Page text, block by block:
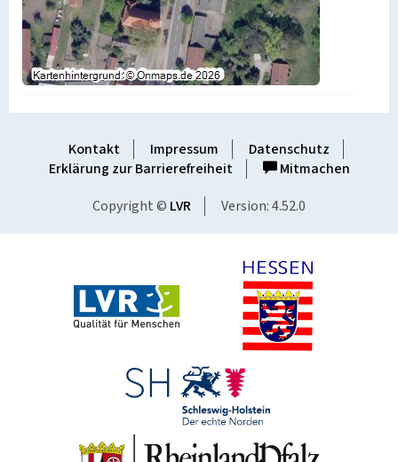
Kontakt Impressum
Datenschutz
Erklärung zur Barrierefreiheit
Mitmachen
Copyright © LVR Version: 4.52.0